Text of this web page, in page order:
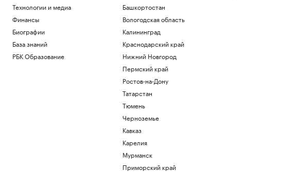
Технологии и медиа
Финансы
Биографии
База знаний
РБК Образование
Башкортостан
Вологодская область
Калининград
Краснодарский край
Нижний Новгород
Пермский край
Ростов-на-Дону
Татарстан
Тюмень
Черноземье
Кавказ
Карелия
Мурманск
Приморский край